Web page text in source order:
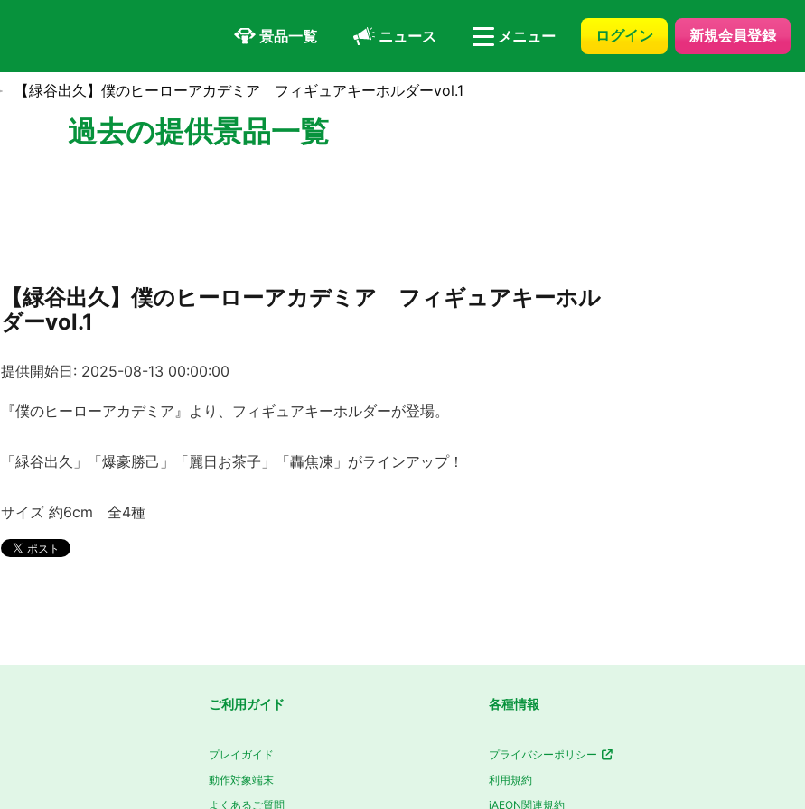
景品一覧 ニュース メニュー ログイン 新規会員登録
【緑谷出久】僕のヒーローアカデミア フィギュアキーホルダーvol.1
過去の提供景品一覧
【緑谷出久】僕のヒーローアカデミア フィギュアキーホル
ダーvol.1
提供開始日: 2025-08-13 00:00:00
『僕のヒーローアカデミア』より、フィギュアキーホルダーが登場。
「緑谷出久」「爆豪勝己」「麗日お茶子」「轟焦凍」がラインアップ！
サイズ 約6cm 全4種
ご利用ガイド
プレイガイド
動作対象端末
よくあるご質問
各種情報
プライバシーポリシー
利用規約
iAEON関連規約